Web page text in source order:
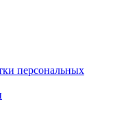
персональных